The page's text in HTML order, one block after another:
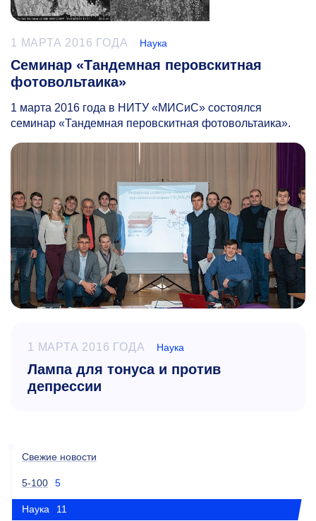
1 МАРТА 2016 ГОДА Наука
Семинар «Тандемная перовскитная
фотовольтаика»
1 марта 2016 года в НИТУ «МИСиС» состоялся
семинар «Тандемная перовскитная фотовольтаика».
1 МАРТА 2016 ГОДА Наука
Лампа для тонуса и против
депрессии
Свежие новости
5-100 5
Наука 11